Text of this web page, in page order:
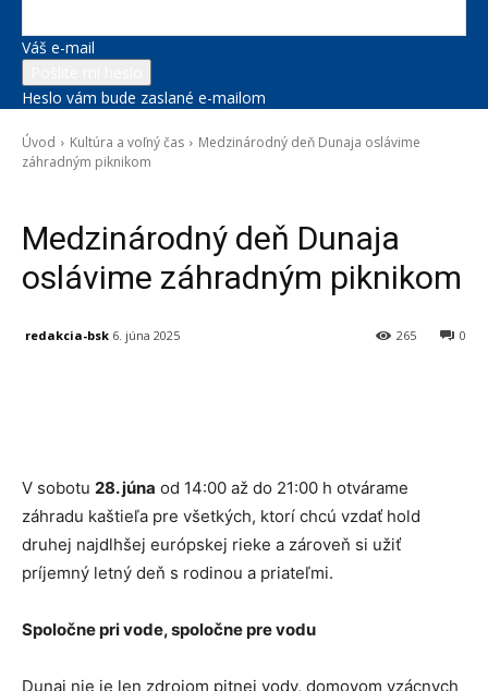
Váš e-mail
Heslo vám bude zaslané e-mailom
Úvod Kultúra a voľný čas
Medzinárodný deň Dunaja oslávime
záhradným piknikom
Medzinárodný deň Dunaja
oslávime záhradným piknikom
redakcia-bsk 6. júna 2025 0
265
V sobotu 28. júna od 14:00 až do 21:00 h otvárame
záhradu kaštieľa pre všetkých, ktorí chcú vzdať hold
druhej najdlhšej európskej rieke a zároveň si užiť
príjemný letný deň s rodinou a priateľmi.
Spoločne pri vode, spoločne pre vodu
Dunaj nie je len zdrojom pitnej vody, domovom vzácnych